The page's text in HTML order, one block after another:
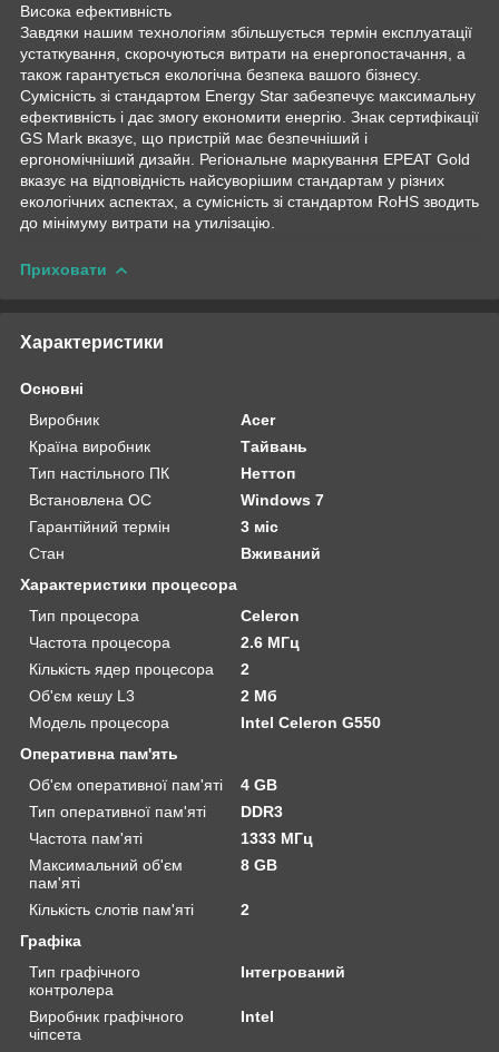
Висока ефективність
Завдяки нашим технологіям збільшується термін експлуатації
устаткування, скорочуються витрати на енергопостачання, а
також гарантується екологічна безпека вашого бізнесу.
Сумісність зі стандартом Energy Star забезпечує максимальну
ефективність і дає змогу економити енергію. Знак сертифікації
GS Mark вказує, що пристрій має безпечніший і
ергономічніший дизайн. Регіональне маркування EPEAT Gold
вказує на відповідність найсуворішим стандартам у різних
екологічних аспектах, а сумісність зі стандартом RoHS зводить
до мінімуму витрати на утилізацію.
Приховати
Характеристики
Основні
Виробник
Acer
Країна виробник
Тайвань
Тип настільного ПК
Неттоп
Встановлена ОС
Windows 7
Гарантійний термін
3 міс
Стан
Вживаний
Характеристики процесора
Тип процесора
Celeron
Частота процесора
2.6 МГц
Кількість ядер процесора
2
Об'єм кешу L3
2 Мб
Модель процесора
Intel Celeron G550
Оперативна пам'ять
Об'єм оперативної пам'яті
4 GB
Тип оперативної пам'яті
DDR3
Частота пам'яті
1333 МГц
Максимальний об'єм
пам'яті
8 GB
Кількість слотів пам'яті
2
Графіка
Тип графічного
контролера
Інтегрований
Виробник графічного
чіпсета
Intel